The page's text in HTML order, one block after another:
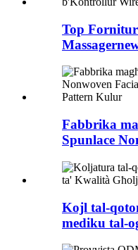
Top
Fabbrika
Spunlace
Kojl tal-
mediku tal-